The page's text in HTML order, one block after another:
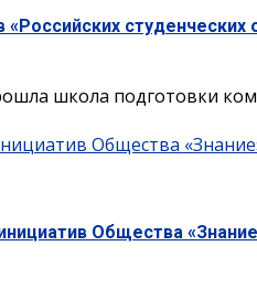
студенческих
школа подготовки
Общества
Общества